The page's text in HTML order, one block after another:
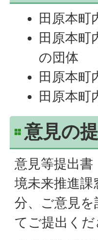
田原本町
田原本町
の団体
田原本町
田原本町
意見の
意見等提出
境未来推進
分、ご意見
てご提出くだ